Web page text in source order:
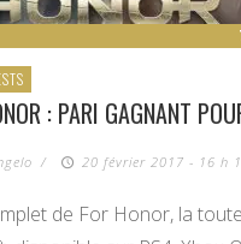
: PARI GAGNANT
/ 20 février 2017 - 16 h
de For Honor, la